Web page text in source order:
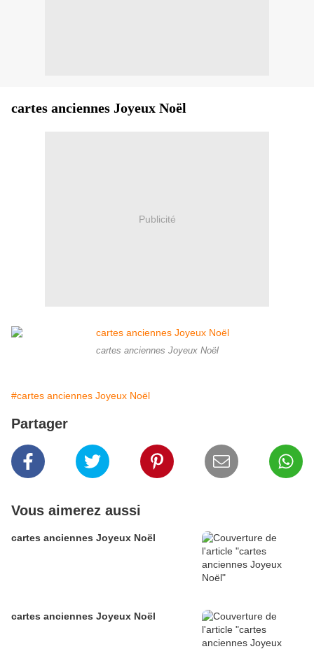
cartes anciennes Joyeux Noël
Publicité
cartes anciennes Joyeux Noël
#cartes anciennes Joyeux Noël
Partager
Vous aimerez aussi
cartes anciennes Joyeux Noël
cartes anciennes Joyeux Noël